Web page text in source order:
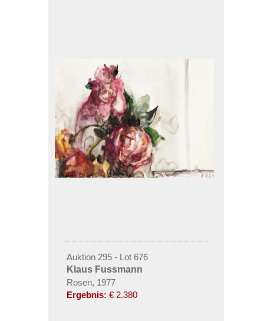
Auktion 295 - Lot 676
Klaus Fussmann
Rosen, 1977
Ergebnis: € 2.380